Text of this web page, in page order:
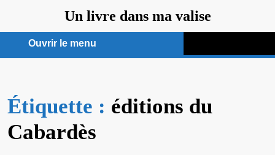
contenu
Un livre dans ma valise
Ouvrir le menu
menu
Étiquette : éditions du
Cabardès